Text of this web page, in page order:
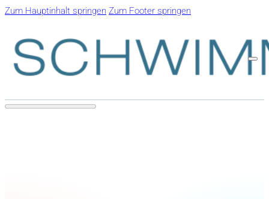
Zum Hauptinhalt springen Zum Footer springen